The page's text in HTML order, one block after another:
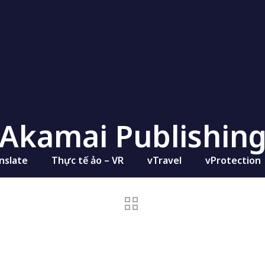
Thực tế ảo – VR vTravel vProtection
Publishing